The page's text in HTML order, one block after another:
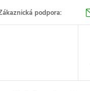
podpora: